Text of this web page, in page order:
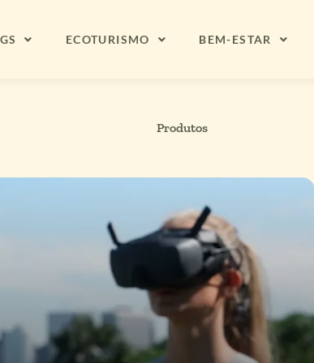
ECOTURISMO BEM-ESTAR
Produtos